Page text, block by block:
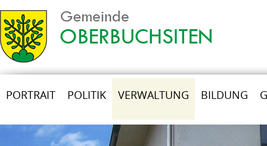
PORTRAIT POLITIK VERWALTUNG BILDUNG